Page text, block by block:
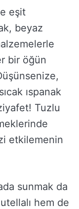
eşit
beyaz
bir öğün
ıspanak
Tuzlu
etkilemenin
sunmak da
hem de